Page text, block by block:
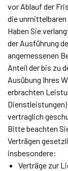
vor Ablauf der
die unmittelbaren
Haben Sie
der Ausführung
angemessenen
Anteil der bis zu
Ausübung Ihres
erbrachten
vertraglich
Bitte beachten
Verträgen
insbesondere:
Verträge zur